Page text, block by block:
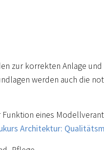
zur korrekten Anlage
werden auch die
Funktion eines
Architektur: